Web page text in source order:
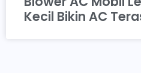
Kecil Bikin AC